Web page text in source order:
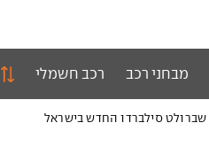
מבחני רכב רכב חשמלי
שברולט סילברדו החדש בישראל